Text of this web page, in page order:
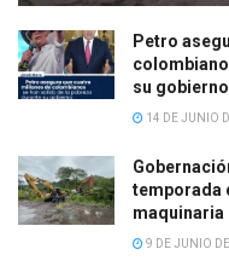
Petro
su gobierno
14 DE JUNIO
temporada
maquinaria
9 DE JUNIO